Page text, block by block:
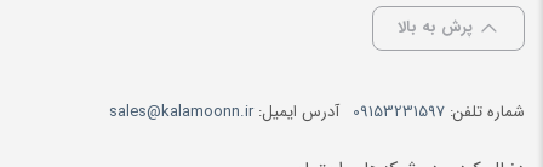
پرش به بالا
شماره تلفن: 09153231597 آدرس ایمیل:sales@kalamoonn.ir